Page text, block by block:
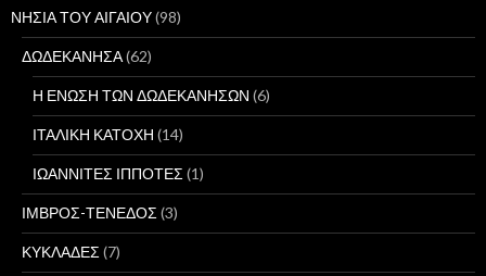
ΝΗΣΙΑ ΤΟΥ ΑΙΓΑΙΟΥ(98)
ΔΩΔΕΚΑΝΗΣΑ(62)
Η ΕΝΩΣΗ ΤΩΝ ΔΩΔΕΚΑΝΗΣΩΝ (6)
ΙΤΑΛΙΚΗ ΚΑΤΟΧΗ (14)
ΙΩΑΝΝΙΤΕΣ ΙΠΠΟΤΕΣ (1)
ΙΜΒΡΟΣ-ΤΕΝΕΔΟΣ (3)
ΚΥΚΛΑΔΕΣ (7)